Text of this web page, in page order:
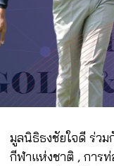
มูลนิธิธงชัยใจดี ร่ว
กีฬาแห่งชาติ , การ